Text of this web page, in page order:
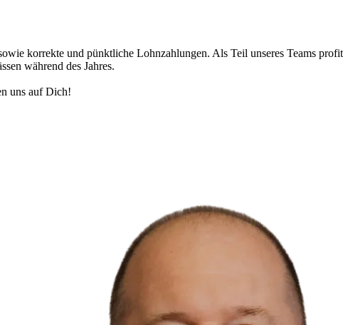
korrekte und pünktliche Lohnzahlungen. Als Teil unseres Teams
während des Jahres.
uns auf Dich!